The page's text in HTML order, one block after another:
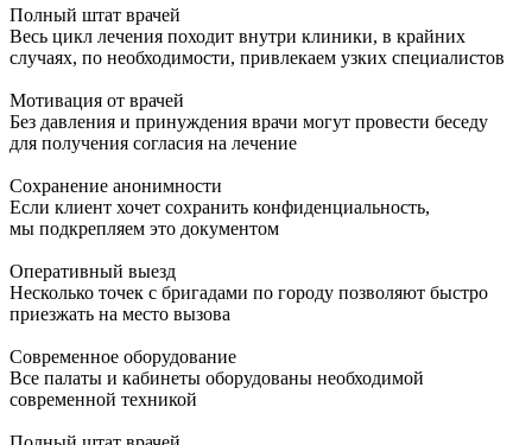
Полный штат врачей
Весь цикл лечения походит внутри клиники, в крайних
случаях, по необходимости, привлекаем узких специалистов
Мотивация от врачей
Без давления и принуждения врачи могут провести беседу
для получения согласия на лечение
Сохранение анонимности
Если клиент хочет сохранить конфиденциальность,
мы подкрепляем это документом
Оперативный выезд
Несколько точек с бригадами по городу позволяют быстро
приезжать на место вызова
Современное оборудование
Все палаты и кабинеты оборудованы необходимой
современной техникой